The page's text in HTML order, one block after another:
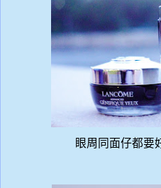
眼周同面仔都要